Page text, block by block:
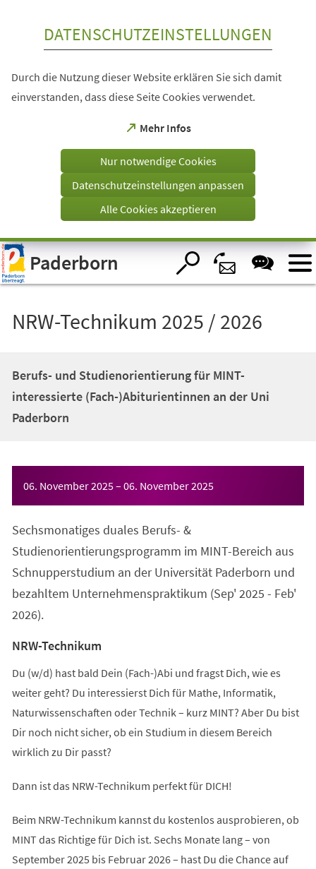
Visuelle
Assistenzsoftware
öffnen.
DATENSCHUTZEINSTELLUNGEN
Durch die Nutzung dieser Website erklären Sie sich damit
einverstanden, dass diese Seite Cookies verwendet.
Mehr Infos
(Öffnet
einem
Tab)
Nur notwendige Cookies
Datenschutzeinstellungen anpassen
Alle Cookies akzeptieren
Paderborn
NRW-Technikum 2025 / 2026
Berufs- und Studienorientierung für MINT-
interessierte (Fach-)Abiturientinnen an der Uni
Paderborn
06. November 2025– 06. November 2025
Sechsmonatiges duales Berufs- &
Studienorientierungsprogramm im MINT-Bereich aus
Schnupperstudium an der Universität Paderborn und
bezahltem Unternehmenspraktikum (Sep' 2025 - Feb'
2026).
NRW-Technikum
Du (w/d) hast bald Dein (Fach-)Abi und fragst Dich, wie es
weiter geht? Du interessierst Dich für Mathe, Informatik,
Naturwissenschaften oder Technik – kurz MINT? Aber Du bist
Dir noch nicht sicher, ob ein Studium in diesem Bereich
wirklich zu Dir passt?
Dann ist das NRW-Technikum perfekt für DICH!
Beim NRW-Technikum kannst du kostenlos ausprobieren, ob
MINT das Richtige für Dich ist. Sechs Monate lang – von
September 2025 bis Februar 2026 – hast Du die Chance auf